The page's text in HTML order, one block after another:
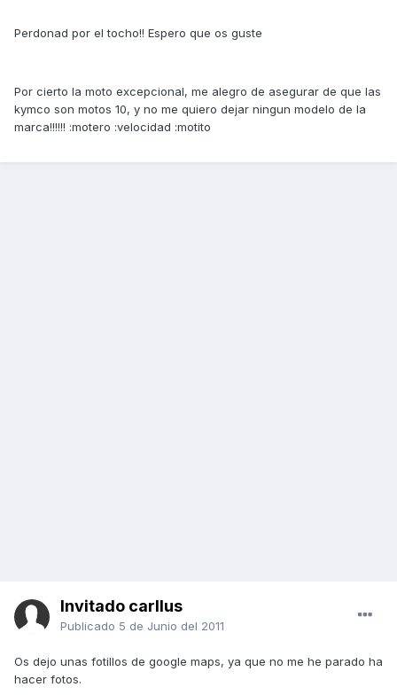
Perdonad por el tocho!! Espero que os guste
Por cierto la moto excepcional, me alegro de asegurar de que las
kymco son motos 10, y no me quiero dejar ningun modelo de la
marca!!!!!! :motero :velocidad :motito
Invitado carllus
Publicado 5 de Junio del 2011
Os dejo unas fotillos de google maps, ya que no me he parado ha
hacer fotos.